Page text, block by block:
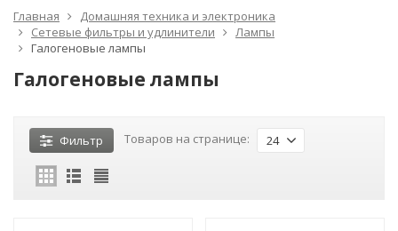
Главная
Домашняя техника и электроника
Сетевые фильтры и удлинители
Лампы
Галогеновые лампы
Галогеновые лампы
Фильтр Товаров на странице: 24